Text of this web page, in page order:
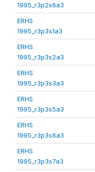
1995_r3p2s6a3
ERHS
1995_r3p3s1a3
ERHS
1995_r3p3s2a3
ERHS
1995_r3p3s3a3
ERHS
1995_r3p3s5a3
ERHS
1995_r3p3s6a3
ERHS
1995_r3p3s7a3